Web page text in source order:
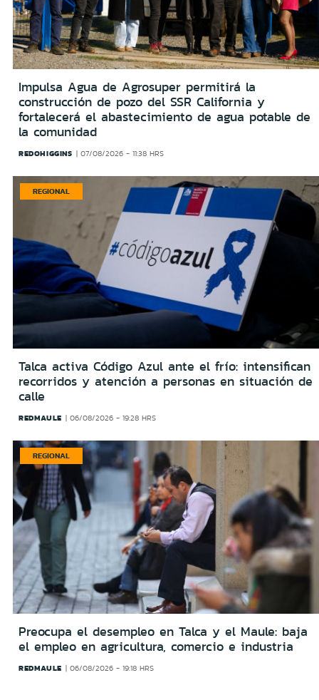
Impulsa Agua de Agrosuper permitirá la
construcción de pozo del SSR California y
fortalecerá el abastecimiento de agua potable de
la comunidad
REDOHIGGINS 07/08/2026 - 11:38 HRS
REGIONAL
Talca activa Código Azul ante el frío: intensifican
recorridos y atención a personas en situación de
calle
REDMAULE 06/08/2026 - 19:28 HRS
REGIONAL
Preocupa el desempleo en Talca y el Maule: baja
el empleo en agricultura, comercio e industria
REDMAULE 06/08/2026 - 19:18 HRS